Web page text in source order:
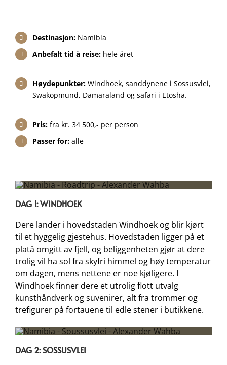
Destinasjon: Namibia
Anbefalt tid å reise: hele året
Høydepunkter: Windhoek, sanddynene i Sossusvlei,
Swakopmund, Damaraland og safari i Etosha.
Pris: fra kr. 34 500,- per person
Passer for: alle
DAG 1: WINDHOEK
Dere lander i hovedstaden Windhoek og blir kjørt
til et hyggelig gjestehus. Hovedstaden ligger på et
platå omgitt av fjell, og beliggenheten gjør at dere
trolig vil ha sol fra skyfri himmel og høy temperatur
om dagen, mens nettene er noe kjøligere. I
Windhoek finner dere et utrolig flott utvalg
kunsthåndverk og suvenirer, alt fra trommer og
trefigurer på fortauene til edle stener i butikkene.
DAG 2: SOSSUSVLEI